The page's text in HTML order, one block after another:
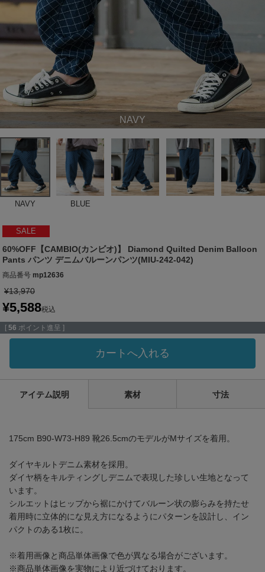
NAVY
NAVY BLUE
SALE
60%OFF【CAMBIO(カンビオ)】 Diamond Quilted Denim Balloon
Pants パンツ デニムバルーンパンツ(MIU-242-042)
商品番号 mp12636
¥13,970
¥5,588税込
[ 56 ポイント進呈 ]
カートへ入れる
アイテム説明 素材 寸法
175cm B90-W73-H89 靴26.5cmのモデルがMサイズを着用。
ダイヤキルトデニム素材を採用。
ダイヤ柄をキルティングしデニムで表現した珍しい生地となって
います。
シルエットはヒップから裾にかけてバルーン状の膨らみを持たせ
着用時に立体的にな見え方になるようにパターンを設計し、イン
パクトのある1枚に。
※着用画像と商品単体画像で色が異なる場合がございます。
※商品単体画像を実物により近づけております。